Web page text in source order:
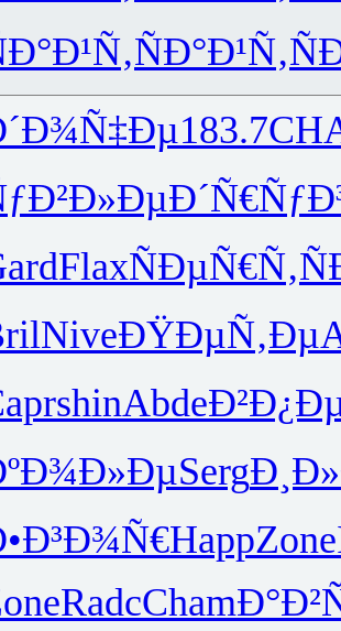
ÑÐ°Ð¹Ñ‚
183.7
FlaxÑÐµÑ€Ñ‚
NiveÐŸÐµÑ‚Ðµ
shinAbde
Serg
HappZone
RadcCham